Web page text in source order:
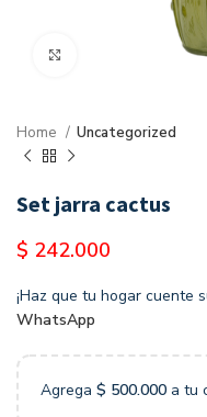
Clic para agrandar
Home Uncategorized
Set jarra cactus
$ 242.000
¡Haz que tu hogar cuente
WhatsApp
Agrega $ 500.000 a tu